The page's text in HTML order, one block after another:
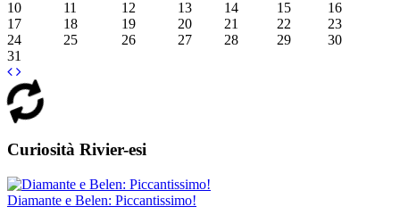
10
11 12 13 14 15
16
17
18 19 20 21 22
23
24
25 26 27 28 29
30
31
Curiosità Rivier-esi
Diamante e Belen: Piccantissimo!